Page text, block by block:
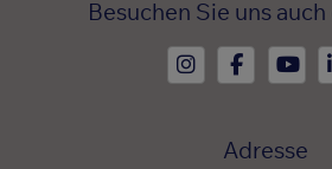
Besuchen Sie uns
Adresse